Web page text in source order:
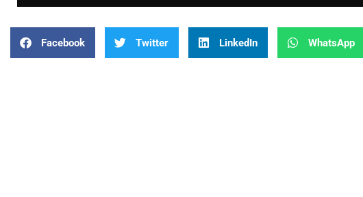
Facebook Twitter LinkedIn WhatsApp